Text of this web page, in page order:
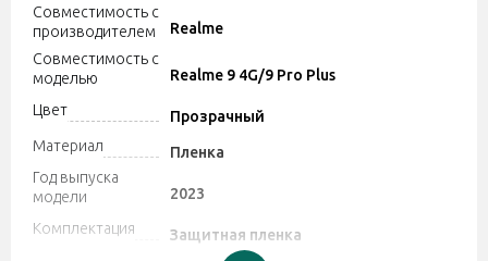
Совместимость с
производителем
Realme
Совместимость с
моделью
Realme 9 4G/9 Pro Plus
Цвет
Прозрачный
Материал
Пленка
Год выпуска
модели
2023
Комплектация
Защитная пленка